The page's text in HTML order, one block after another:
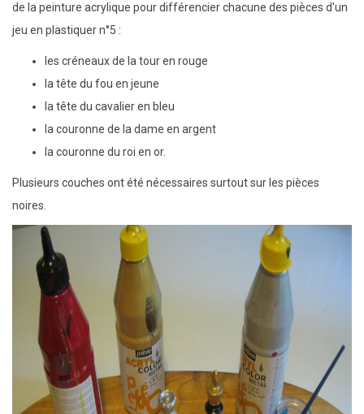
de la peinture acrylique pour différencier chacune des pièces d'un
jeu en plastiquer n°5 :
les créneaux de la tour en rouge
la tête du fou en jeune
la tête du cavalier en bleu
la couronne de la dame en argent
la couronne du roi en or.
Plusieurs couches ont été nécessaires surtout sur les pièces
noires.